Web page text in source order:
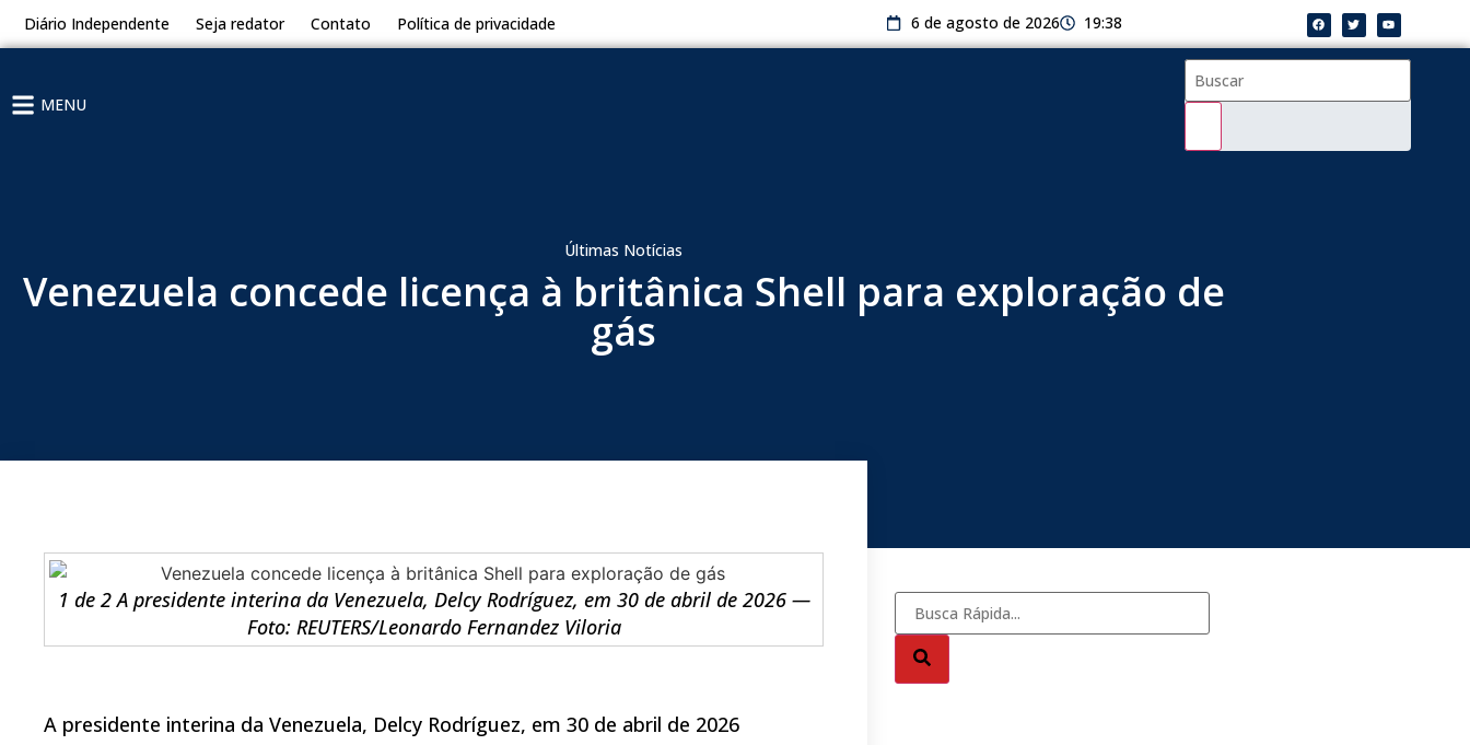
Diário Independente Seja redator Contato Política de privacidade 6 de agosto de 2026 19:38
MENU
Últimas Notícias
Venezuela concede licença à britânica Shell para exploração de
gás
1 de 2 A presidente interina da Venezuela, Delcy Rodríguez, em 30 de abril de 2026 —
Foto: REUTERS/Leonardo Fernandez Viloria
A presidente interina da Venezuela, Delcy Rodríguez, em 30 de abril de 2026